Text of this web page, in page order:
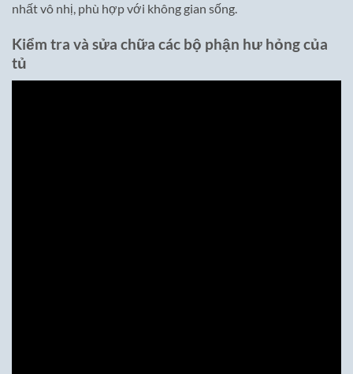
nhất vô nhị, phù hợp với không gian sống.
Kiểm tra và sửa chữa các bộ phận hư hỏng của
tủ